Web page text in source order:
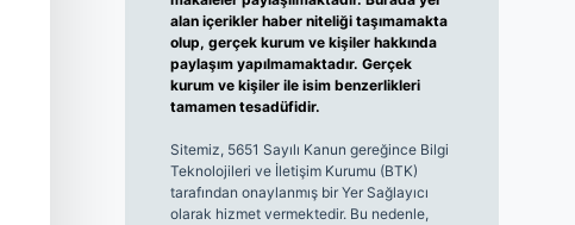
alan içerikler haber niteliği taşımamakta
olup, gerçek kurum ve kişiler hakkında
paylaşım yapılmamaktadır. Gerçek
kurum ve kişiler ile isim benzerlikleri
tamamen tesadüfidir.
Sitemiz, 5651 Sayılı Kanun gereğince Bilgi
Teknolojileri ve İletişim Kurumu (BTK)
tarafından onaylanmış bir Yer Sağlayıcı
olarak hizmet vermektedir. Bu nedenle,